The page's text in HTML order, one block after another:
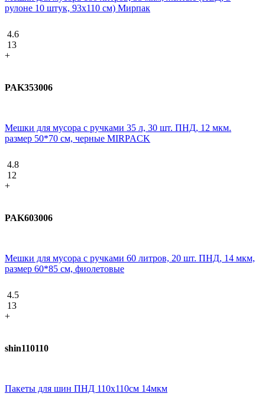
рулоне 10 штук, 93x110 см) Мирпак
4.6
13
+
PAK353006
Мешки для мусора с ручками 35 л, 30 шт. ПНД, 12 мкм.
размер 50*70 см, черные MIRPACK
4.8
12
+
PAK603006
Мешки для мусора с ручками 60 литров, 20 шт. ПНД, 14 мкм,
размер 60*85 см, фиолетовые
4.5
13
+
shin110110
Пакеты для шин ПНД 110х110см 14мкм